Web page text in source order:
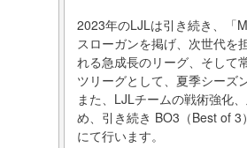
2023年のLJLは引き続き、「
スローガンを掲げ、次世代を
れる急成長のリーグ、そして
ツリーグとして、夏季シーズ
また、LJLチームの戦術強化
め、引き続き BO3（Best of
にて行います。